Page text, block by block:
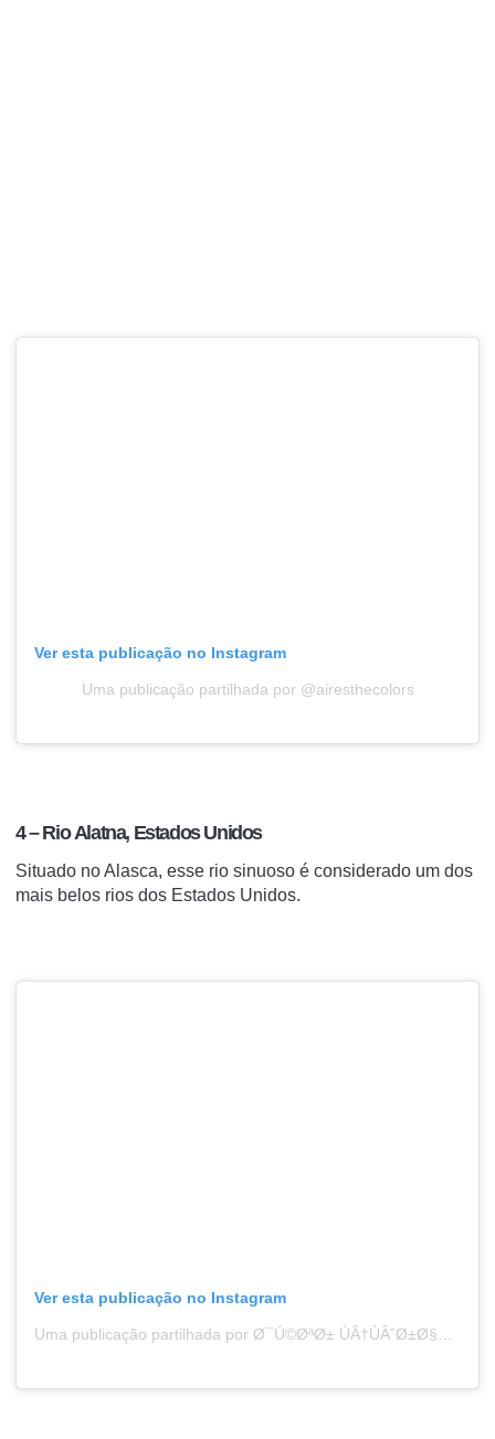
Ver esta publicação no Instagram
Uma publicação partilhada por @airesthecolors
4 – Rio Alatna, Estados Unidos
Situado no Alasca, esse rio sinuoso é considerado um dos
mais belos rios dos Estados Unidos.
Ver esta publicação no Instagram